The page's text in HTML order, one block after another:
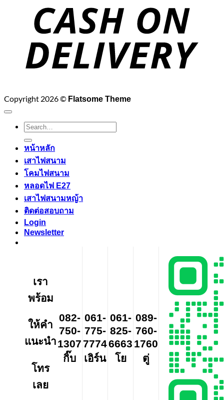
Copyright 2026 © Flatsome Theme
Search
for:
หน้าหลัก
เสาไฟสนาม
โคมไฟสนาม
หลอดไฟ E27
เสาไฟสนามหญ้า
ติดต่อสอบถาม
Login
Newsletter
เรา
พร้อม
ให้คำ
แนะนำ
โทร
เลย
082-
750-
1307
กิ๊บ
061-
775-
7774
เอิร์น
061-
825-
6663
โย
089-
760-
1760
ตู่